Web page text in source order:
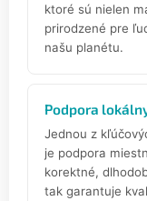
ktoré sú nielen
prirodzené pre
našu planétu.
Podpora
Jednou z
je podpora
korektné,
tak garantuje